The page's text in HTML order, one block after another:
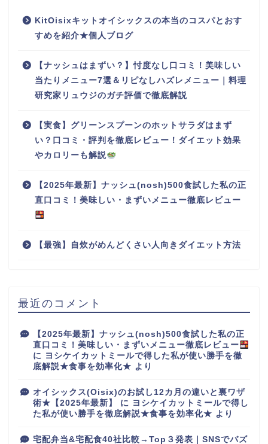
KitOisixキットオイシックスの本当のコスパとおす
すめを紹介★個人ブログ
【ナッシュはまずい？】忖度なし口コミ！美味しい
当たりメニュー7選＆リピなしハズレメニュー｜料理
研究家リュウジのガチ評価で徹底解説
【実食】グリーンスプーンのホットサラダはまず
い？口コミ・評判を徹底レビュー！ダイエット効果
やカロリーも解説
【2025年最新】ナッシュ(nosh)500食試した私の正
直口コミ！美味しい・まずいメニュー徹底レビュー
【最強】自炊がめんどくさい人向きダイエット方法
最近のコメント
【2025年最新】ナッシュ(nosh)500食試した私の正
直口コミ！美味しい・まずいメニュー徹底レビュー
に ヨシケイカットミールで得した私が使い勝手を徹
底解説★食事を効率化★ より
オイシックス(Oisix)のお試し12カ月の違いと裏ワザ
術★【2025年最新】
に ヨシケイカットミールで得し
た私が使い勝手を徹底解説★食事を効率化★ より
宅配弁当&宅配食40社比較→Top３発表｜SNSでバズ